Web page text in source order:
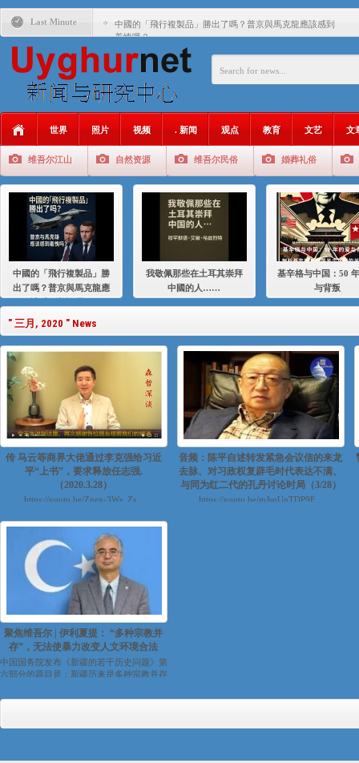
Last Minute 中國的「飛行複製品」勝出了嗎？普京與馬克龍應該感到
羞愧嗎？
我敬佩那些在土耳其崇拜中國的人……
聚焦维吾尔 | 伊利夏提：我为什么要学汉语
大一统情结使魏京生失去理智 / 伊利夏提
伊利夏提：在自责与内疚中的挣扎
伊利夏提：消失在集中营的红衣女孩
伊利夏提：满目苍夷2020，难见彼岸2021
世界 照片 视频 . 新闻 观点 教育 文艺 文
维吾尔江山 自然资源 维吾尔民俗 婚葬礼俗
中國的「飛行複製品」勝
出了嗎？普京與馬克龍應
我敬佩那些在土耳其崇拜
中國的人……
基辛格与中国：50
与背叛
" 三月, 2020 " News
传 马云等商界大佬通过李克强给习近
平“上书”，要求释放任志强.
（2020.3.28）
https://youtu.be/Znex-3Ws_Zs...
音频：陈平自述转发紧急会议信的来龙
去脉、对习政权复辟毛时代表达不满、
与同为红二代的孔丹讨论时局（3/28）
https://youtu.be/mJspUqTDP9E...
聚焦维吾尔 | 伊利夏提： “多种宗教并
存”，无法使暴力改变人文环境合法
中国国务院发布《新疆的若干历史问题》第
六部分的题目是：新疆历来是多种宗教并存